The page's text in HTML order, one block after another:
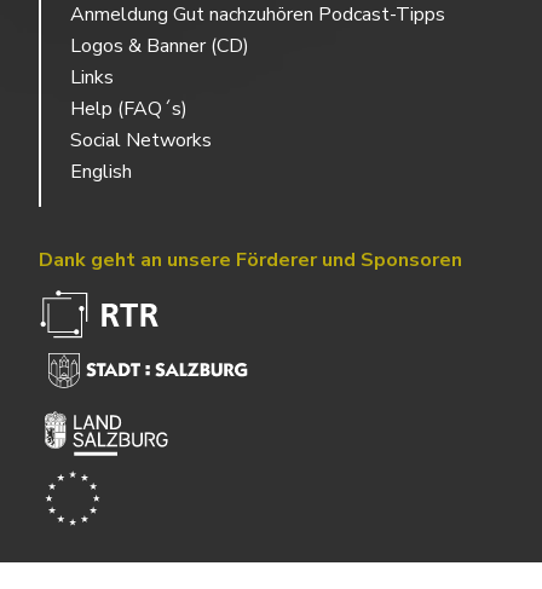
Anmeldung Gut nachzuhören Podcast-Tipps
Logos & Banner (CD)
Links
Help (FAQ´s)
Social Networks
English
Dank geht an unsere Förderer und Sponsoren